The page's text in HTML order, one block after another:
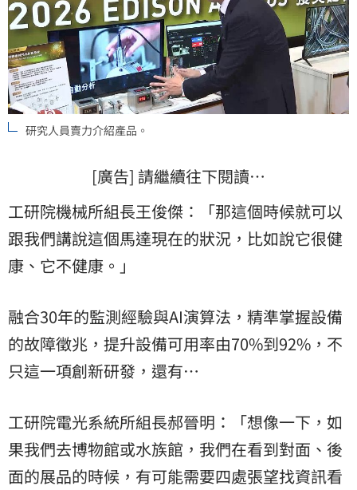
研究人員賣力介紹產品。
[廣告] 請繼續往下閱讀…
工研院機械所組長王俊傑：「那這個時候就可以
跟我們講說這個馬達現在的狀況，比如說它很健
康、它不健康。」
融合30年的監測經驗與AI演算法，精準掌握設備
的故障徵兆，提升設備可用率由70%到92%，不
只這一項創新研發，還有…
工研院電光系統所組長郝晉明：「想像一下，如
果我們去博物館或水族館，我們在看到對面、後
面的展品的時候，有可能需要四處張望找資訊看